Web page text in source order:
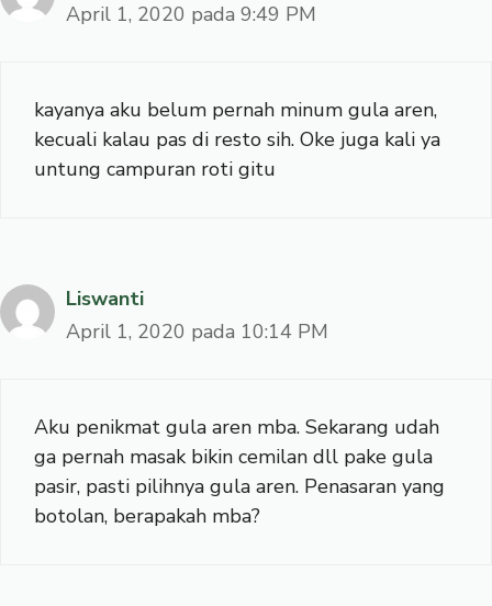
April 1, 2020 pada 9:49 PM
kayanya aku belum pernah minum gula aren,
kecuali kalau pas di resto sih. Oke juga kali ya
untung campuran roti gitu
Liswanti
April 1, 2020 pada 10:14 PM
Aku penikmat gula aren mba. Sekarang udah
ga pernah masak bikin cemilan dll pake gula
pasir, pasti pilihnya gula aren. Penasaran yang
botolan, berapakah mba?